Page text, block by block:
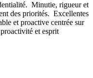
Minutie, rigueur et
des priorités. Excellentes
et proactive centrée sur
et esprit